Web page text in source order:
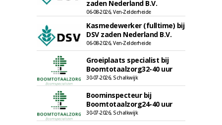
zaden Nederland B.V.
06-08-2026, Ven-Zelderheide
Kasmedewerker (fulltime) bij
DSV zaden Nederland B.V.
06-08-2026, Ven-Zelderheide
Groeiplaats specialist bij
Boomtotaalzorg32-40 uur
30-07-2026, Schalkwijk
Boominspecteur bij
Boomtotaalzorg24-40 uur
30-07-2026, Schalkwijk